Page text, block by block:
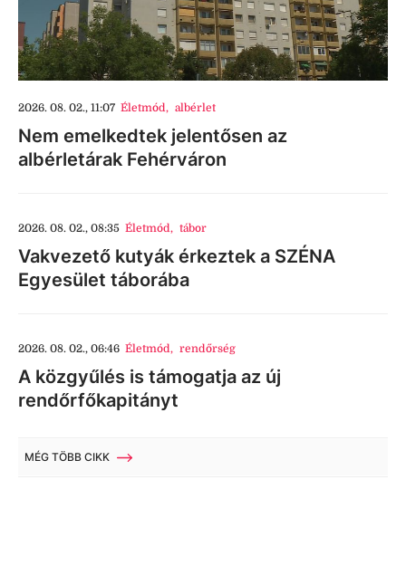
2026. 08. 02., 11:07 Életmód, albérlet
Nem emelkedtek jelentősen az
albérletárak Fehérváron
2026. 08. 02., 08:35 Életmód, tábor
Vakvezető kutyák érkeztek a SZÉNA
Egyesület táborába
2026. 08. 02., 06:46 Életmód, rendőrség
A közgyűlés is támogatja az új
rendőrfőkapitányt
MÉG TÖBB CIKK